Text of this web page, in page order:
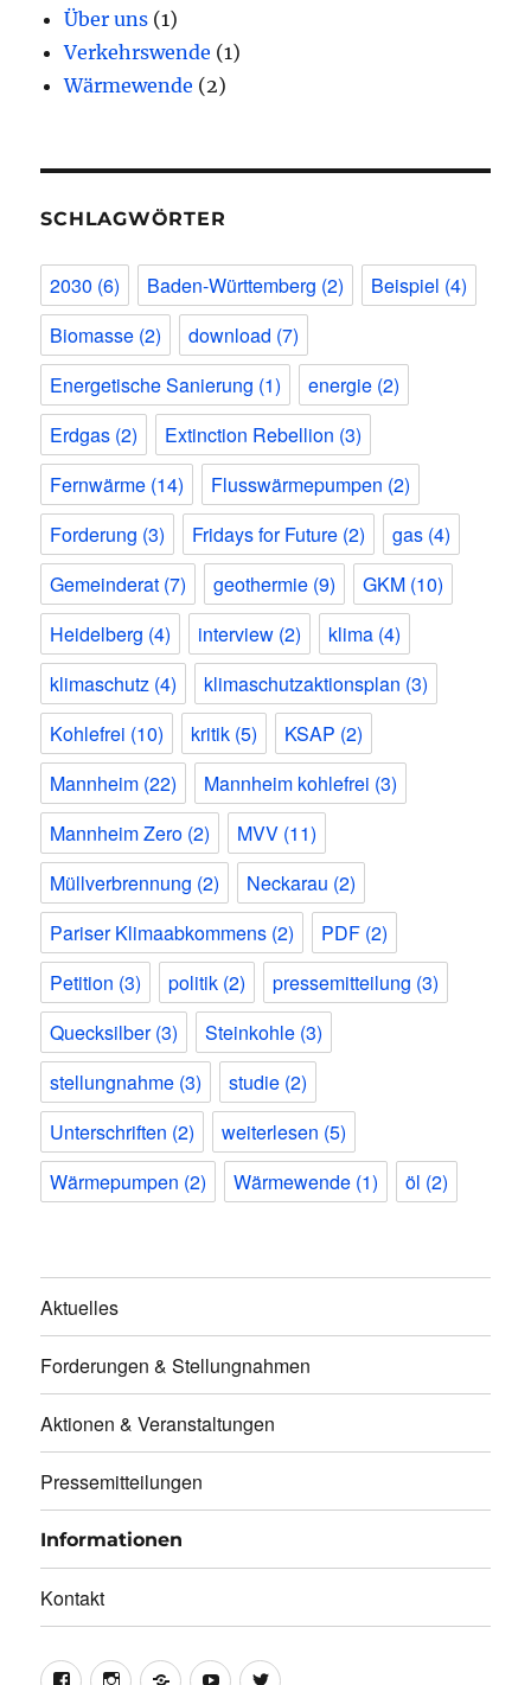
Über uns (1)
Verkehrswende (1)
Wärmewende (2)
SCHLAGWÖRTER
2030 (6) Baden-Württemberg (2) Beispiel (4)
Biomasse (2) download (7)
Energetische Sanierung (1) energie (2)
Erdgas (2) Extinction Rebellion (3)
Fernwärme (14) Flusswärmepumpen (2)
Forderung (3) Fridays for Future (2) gas (4)
Gemeinderat (7) geothermie (9) GKM (10)
Heidelberg (4) interview (2) klima (4)
klimaschutz (4) klimaschutzaktionsplan (3)
Kohlefrei (10) kritik (5) KSAP (2)
Mannheim (22) Mannheim kohlefrei (3)
Mannheim Zero (2) MVV (11)
Müllverbrennung (2) Neckarau (2)
Pariser Klimaabkommens (2) PDF (2)
Petition (3) politik (2) pressemitteilung (3)
Quecksilber(3) Steinkohle (3)
stellungnahme (3) studie (2)
Unterschriften (2) weiterlesen (5)
Wärmepumpen (2) Wärmewende (1) öl (2)
Aktuelles
Forderungen & Stellungnahmen
Aktionen & Veranstaltungen
Pressemitteilungen
Informationen
Kontakt
facebookinstagram
telegram
youtubetwitter